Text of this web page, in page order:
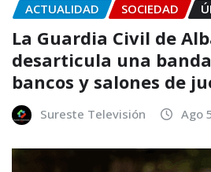
ACTUALIDAD SOCIEDAD
La Guardia Civil de
desarticula una
bancos y salones de
Sureste Televisión Ago